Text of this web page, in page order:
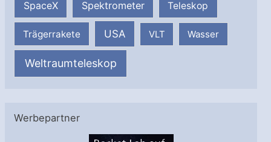
SpaceX Spektrometer Teleskop
Trägerrakete USA VLT Wasser
Weltraumteleskop
Werbepartner